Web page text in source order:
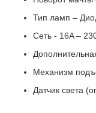
Тип ламп –
Сеть - 16A –
Механизм
Датчик света